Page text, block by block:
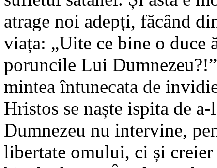
atrage noi adepți, făcând
viața: „Uite ce bine o duce
poruncile Lui
mintea întunecata de
Hristos se naște ispita de
Dumnezeu nu intervine,
libertate omului, ci și creier